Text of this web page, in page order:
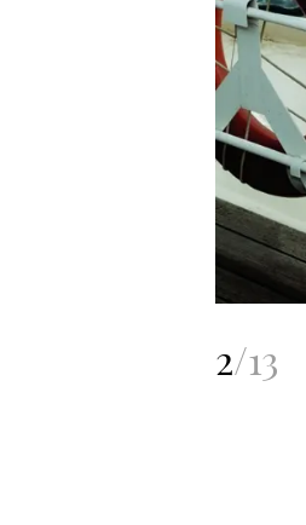
2/13